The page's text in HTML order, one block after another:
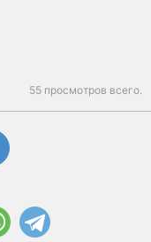
55 просмотров всего.